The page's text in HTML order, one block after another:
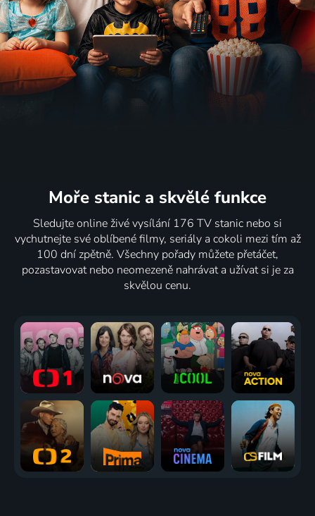
Moře stanic a skvělé funkce
Sledujte online živé vysílání 176 TV stanic nebo si
vychutnejte své oblíbené filmy, seriály a cokoli mezi tím až
100 dní zpětně. Všechny pořady můžete přetáčet,
pozastavovat nebo neomezeně nahrávat a užívat si je za
skvělou cenu.